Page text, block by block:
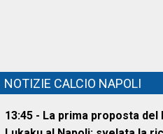
NOTIZIE CALCIO NAPOLI
13:45 - La prima proposta